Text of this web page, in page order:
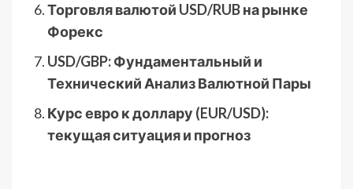
Торговля валютой USD/RUB на рынке
Форекс
USD/GBP: Фундаментальный и
Технический Анализ Валютной Пары
Курс евро к доллару (EUR/USD):
текущая ситуация и прогноз